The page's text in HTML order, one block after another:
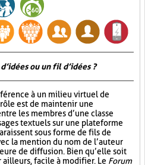
ou un fil d’idées ?
à un milieu virtuel de
est de maintenir une
les membres d’une classe
textuels sur une plateforme
sous forme de fils de
la mention du nom de l’auteur
de diffusion. Bien qu’elle soit
facile à modifier. Le Forum